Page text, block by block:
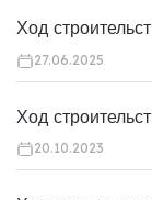
Ход
27.06.2025
Ход
20.10.2023